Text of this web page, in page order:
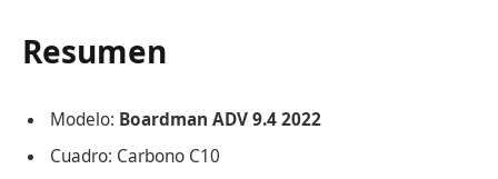
Resumen
Modelo: Boardman ADV 9.4 2022
Cuadro: Carbono C10